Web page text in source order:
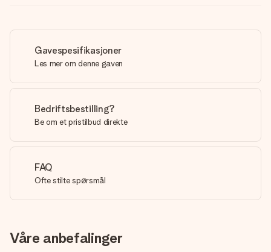
Gavespesifikasjoner
Les mer om denne gaven
Bedriftsbestilling?
Be om et pristilbud direkte
FAQ
Ofte stilte spørsmål
Våre anbefalinger